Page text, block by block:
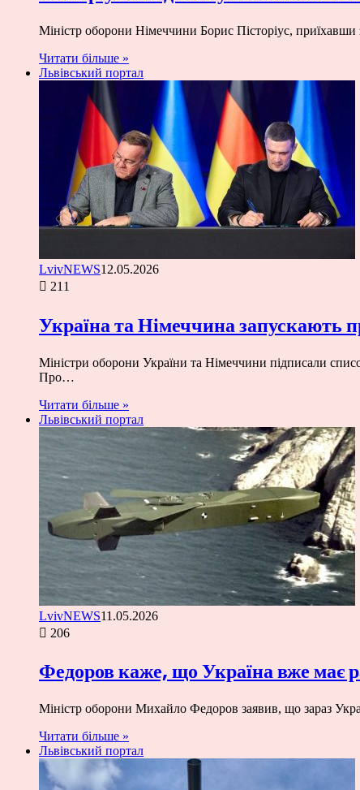
Міністр оборони Німеччини Борис Пісторіус, приїхавши
Читати більше »
Львівський портал
LvivNEWS12.05.2026
211
Україна та Німеччина запускають
Міністри оборони України та Німеччини підписали
Про…
Читати більше »
Львівський портал
LvivNEWS11.05.2026
206
Федоров каже, що Україна вже має
Міністр оборони Михайло Федоров заявив, що зараз
Читати більше »
Львівський портал